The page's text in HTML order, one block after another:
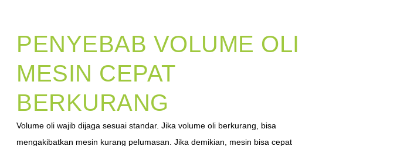
PENYEBAB VOLUME OLI
MESIN CEPAT
BERKURANG
Volume oli wajib dijaga sesuai standar. Jika volume oli berkurang, bisa
mengakibatkan mesin kurang pelumasan. Jika demikian, mesin bisa cepat